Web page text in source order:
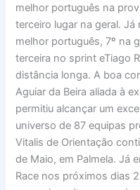
melhor português na
terceiro lugar na geral.
melhor português, 7º na
terceira no sprint eTiago
distância longa. A boa
Aguiar da Beira aliada à
permitiu alcançar um
universo de 87 equipas
Vitalis de Orientação
de Maio, em Palmela. Já
Race nos próximos dias